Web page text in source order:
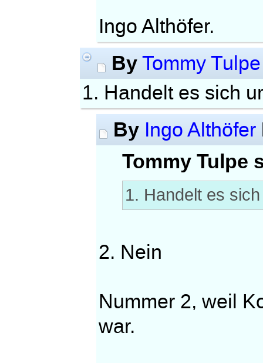
Ingo Althöfer.
By Tommy Tulpe
1. Handelt es sich
By Ingo Althöfer
Tommy Tulpe
1. Handelt es
2. Nein
Nummer 2, weil
war.